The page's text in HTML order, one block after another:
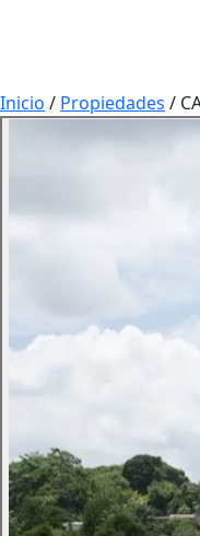
Inicio / Propiedades /